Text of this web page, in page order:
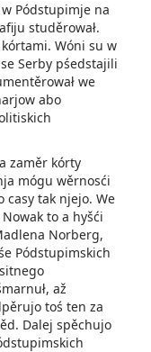
Pódstupimje na
studěrował.
Wóni su w
Serby pśedstajili
we
abo
zaměr kórty
mógu wěrnosći
casy tak njejo. We
to a hyšći
Norberg,
Pódstupimskich
až
toś ten za
Dalej spěchujo